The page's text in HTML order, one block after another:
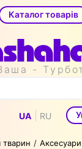
Каталог товарів
-
UA RU
тварин